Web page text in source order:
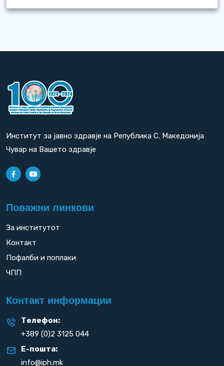
Институт за јавно здравје на Република С. Македонија
Чувар на Вашето здравје
Поважни линкови
За институтот
Контакт
Пофалби и поплаки
ЧПП
Контакт информации
Телефон:
+389 (0)2 3125 044
Е-пошта:
info@iph.mk